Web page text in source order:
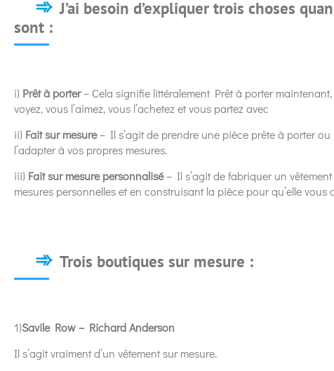
J’ai besoin d’expliquer trois choses
sont :
i) Prêt à porter– Cela signifie littéralement Prêt à porter
voyez, vous l’aimez, vous l’achetez et vous partez avec
ii) Fait sur mesure– Il s’agit de prendre une pièce prête à porter
l’adapter à vos propres mesures.
iii) Fait sur mesure personnalisé– Il s’agit de fabriquer un
mesures personnelles et en construisant la pièce pour qu’elle vous
Trois boutiques sur mesure :
1)Savile Row – Richard Anderson
Il s’agit vraiment d’un vêtement sur mesure.